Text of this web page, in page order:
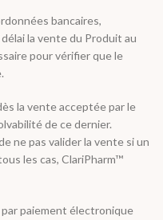
bancaires,
la vente du Produit au
pour vérifier que le
la vente acceptée par le
de ce dernier.
ne pas valider la vente si un
les cas, ClariPharm™
paiement électronique